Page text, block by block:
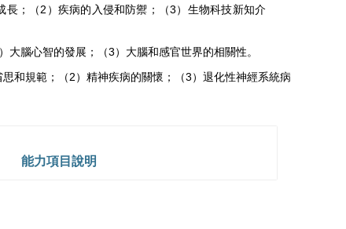
長；（2）疾病的入侵和防禦；（3）生物科技新知介
腦心智的發展；（3）大腦和感官世界的相關性。
和規範；（2）精神疾病的關懷；（3）退化性神經系統病
能力項目說明